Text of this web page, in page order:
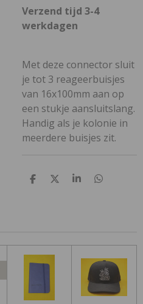
Verzend tijd 3-4
werkdagen
Met deze connector sluit
je tot 3 reageerbuisjes
van 16x100mm aan op
een stukje aansluitslang.
Handig als je kolonie in
meerdere buisjes zit.
D
D
S
D